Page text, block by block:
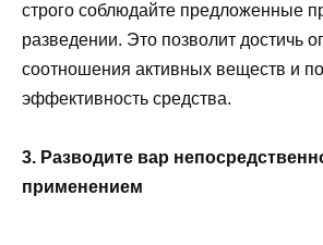
строго соблюдайте предложенные
разведении. Это позволит достичь
соотношения активных веществ и
эффективность средства.
3. Разводите вар
применением